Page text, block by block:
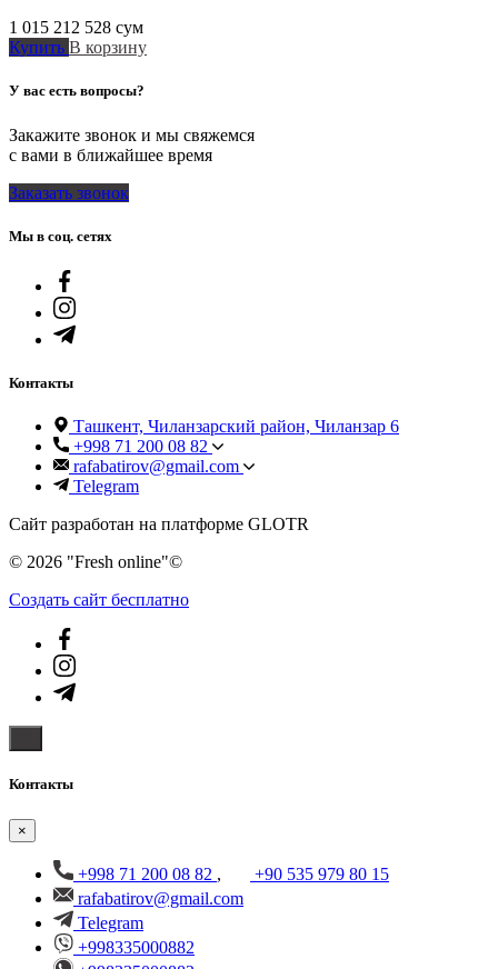
1 015 212 528 сум
Купить В корзину
У вас есть вопросы?
Закажите звонок и мы свяжемся
с вами в ближайшее время
Заказать звонок
Мы в соц. сетях
Контакты
Ташкент, Чиланзарский район, Чиланзар 6
+998 71 200 08 82
rafabatirov@gmail.com
Telegram
Сайт разработан на платформе GLOTR
© 2026 "Fresh online"©️
Создать cайт бесплатно
Контакты
×
+998 71 200 08 82 ,
+90 535 979 80 15
rafabatirov@gmail.com
Telegram
+998335000882